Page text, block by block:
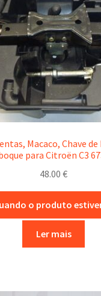
Macaco, Chave de
para Citroën C3
48.00 €
o produto
Ler mais